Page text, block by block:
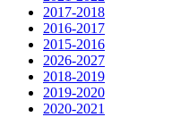
2017-2018
2016-2017
2015-2016
2026-2027
2018-2019
2019-2020
2020-2021